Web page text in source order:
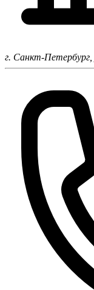
г. Санкт-Петербург,